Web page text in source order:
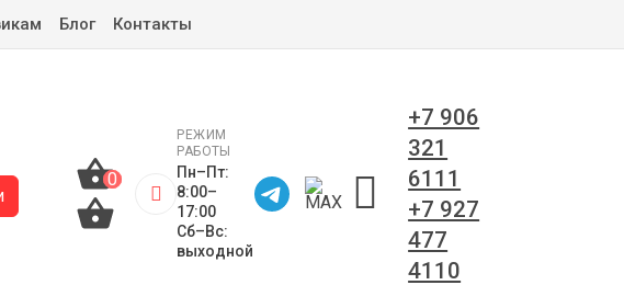
Блог Контакты
0
0
РЕЖИМ
РАБОТЫ
Пн–Пт:
8:00–
17:00
Сб–Вс:
выходной
+7 906
321
6111
+7 927
477
4110